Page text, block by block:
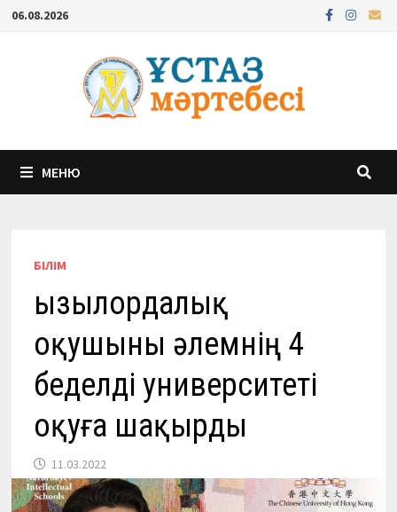
Перейти
содержимому
06.08.2026
МЕНЮ
БІЛІМ
Қызылордалық
оқушыны әлемнің 4
беделді университеті
оқуға шақырды
11.03.2022